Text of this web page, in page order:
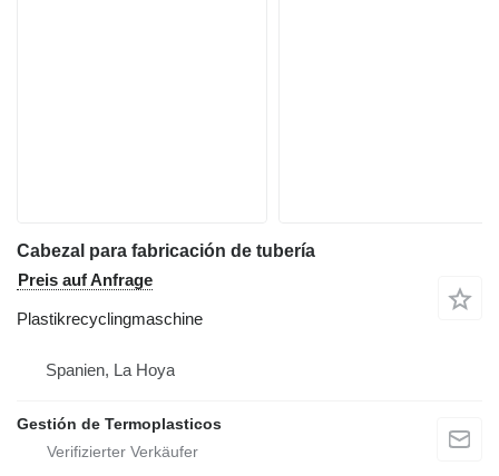
Cabezal para fabricación de tubería
Preis auf Anfrage
Plastikrecyclingmaschine
Spanien, La Hoya
Gestión de Termoplasticos